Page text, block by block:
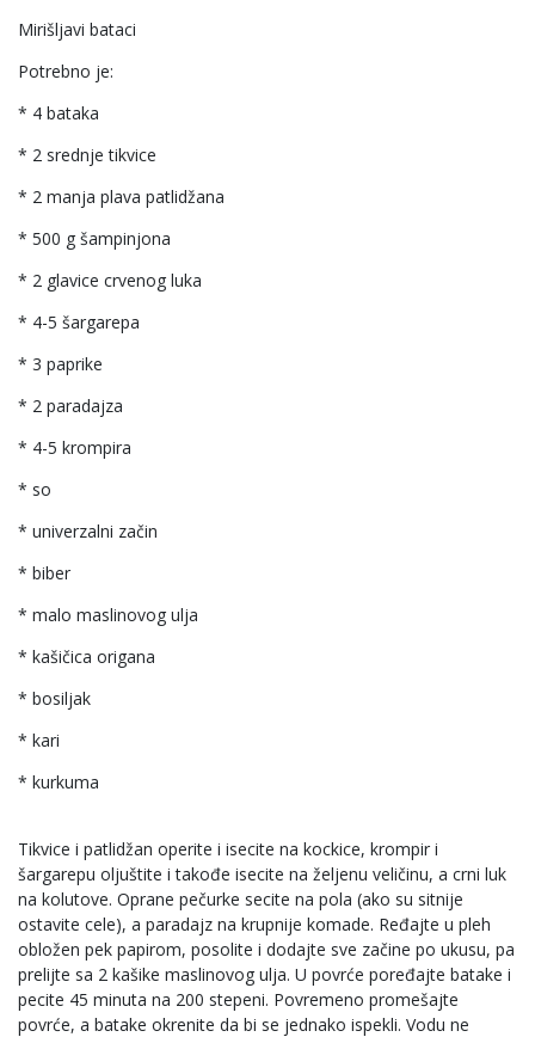
Mirišljavi bataci
Potrebno je:
* 4 bataka
* 2 srednje tikvice
* 2 manja plava patlidžana
* 500 g šampinjona
* 2 glavice crvenog luka
* 4-5 šargarepa
* 3 paprike
* 2 paradajza
* 4-5 krompira
* so
* univerzalni začin
* biber
* malo maslinovog ulja
* kašičica origana
* bosiljak
* kari
* kurkuma
Tikvice i patlidžan operite i isecite na kockice, krompir i
šargarepu oljuštite i takođe isecite na željenu veličinu, a crni luk
na kolutove. Oprane pečurke secite na pola (ako su sitnije
ostavite cele), a paradajz na krupnije komade. Ređajte u pleh
obložen pek papirom, posolite i dodajte sve začine po ukusu, pa
prelijte sa 2 kašike maslinovog ulja. U povrće poređajte batake i
pecite 45 minuta na 200 stepeni. Povremeno promešajte
povrće, a batake okrenite da bi se jednako ispekli. Vodu ne